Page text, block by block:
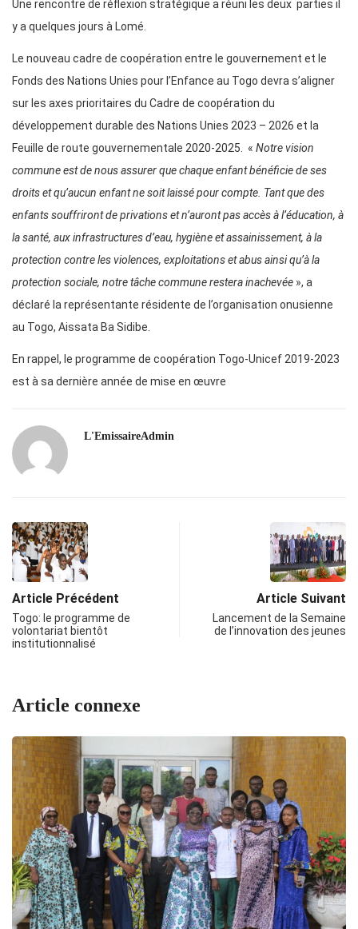
Une rencontre de réflexion stratégique a réuni les deux parties il
y a quelques jours à Lomé.
Le nouveau cadre de coopération entre le gouvernement et le
Fonds des Nations Unies pour l’Enfance au Togo devra s’aligner
sur les axes prioritaires du Cadre de coopération du
développement durable des Nations Unies 2023 – 2026 et la
Feuille de route gouvernementale 2020-2025. « Notre vision
commune est de nous assurer que chaque enfant bénéficie de ses
droits et qu’aucun enfant ne soit laissé pour compte. Tant que des
enfants souffriront de privations et n’auront pas accès à l’éducation, à
la santé, aux infrastructures d’eau, hygiène et assainissement, à la
protection contre les violences, exploitations et abus ainsi qu’à la
protection sociale, notre tâche commune restera inachevée », a
déclaré la représentante résidente de l’organisation onusienne
au Togo, Aissata Ba Sidibe.
En rappel, le programme de coopération Togo-Unicef 2019-2023
est à sa dernière année de mise en œuvre
L'EmissaireAdmin
Article Précédent
Togo: le programme de
volontariat bientôt
institutionnalisé
Article Suivant
Lancement de la Semaine
de l’innovation des jeunes
Article connexe